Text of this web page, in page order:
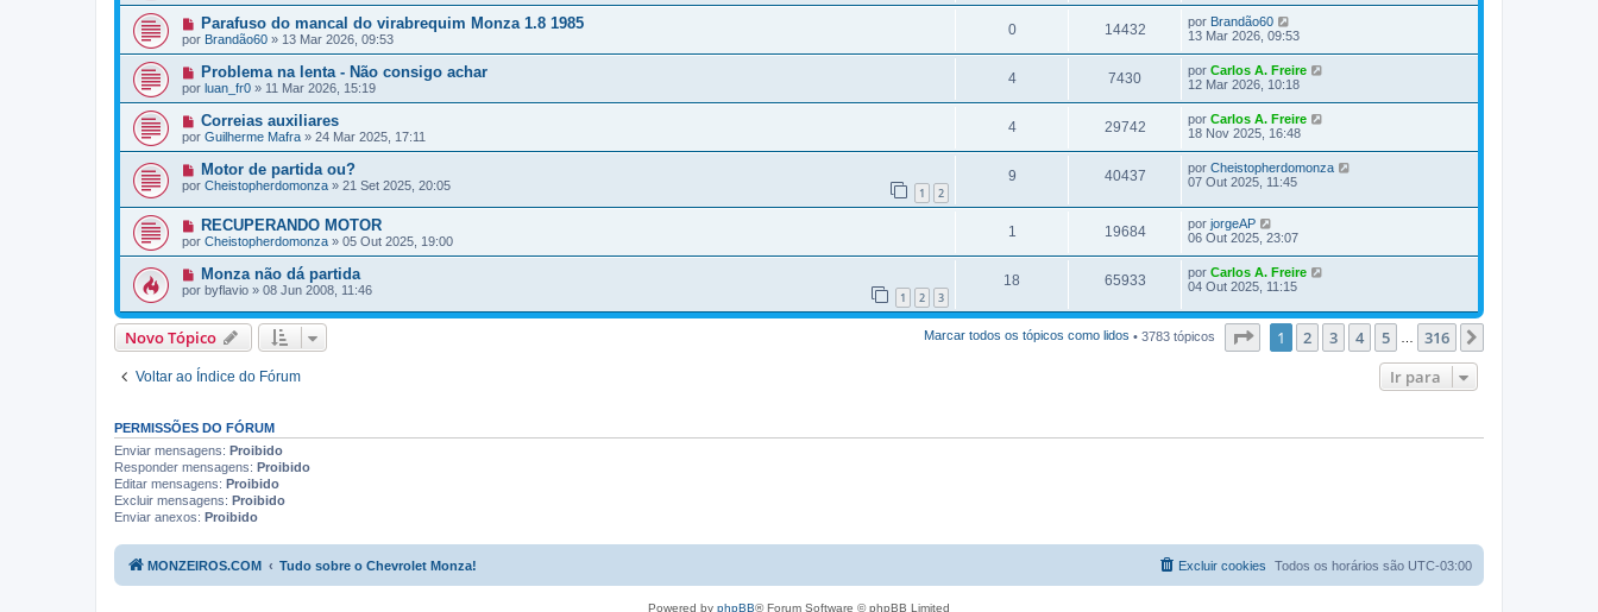
Parafuso do mancal do virabrequim Monza 1.8 1985
por Brandão60 » 13 Mar 2026, 09:53
0 14432 por Brandão60
13 Mar 2026, 09:53
Problema na lenta - Não consigo achar
por luan_fr0 » 11 Mar 2026, 15:19
4 7430 por Carlos A. Freire
12 Mar 2026, 10:18
Correias auxiliares
por Guilherme Mafra » 24 Mar 2025, 17:11
4 29742 por Carlos A. Freire
18 Nov 2025, 16:48
Motor de partida ou?
por Cheistopherdomonza » 21 Set 2025, 20:05 1 2
9 40437 por Cheistopherdomonza
07 Out 2025, 11:45
RECUPERANDO MOTOR
por Cheistopherdomonza » 05 Out 2025, 19:00
1 19684 por jorgeAP
06 Out 2025, 23:07
Monza não dá partida
por byflavio » 08 Jun 2008, 11:46 1 2 3
18 65933 por Carlos A. Freire
04 Out 2025, 11:15
Novo Tópico Marcar todos os tópicos como lidos • 3783 tópicos Página1 de 316
1 2 3 4 5 316
Voltar ao Índice do Fórum Ir para
PERMISSÕES DO FÓRUM
Enviar mensagens: Proibido
Responder mensagens: Proibido
Editar mensagens: Proibido
Excluir mensagens: Proibido
Enviar anexos: Proibido
MONZEIROS.COM Tudo sobre o Chevrolet Monza! Todos os horários são UTC-03:00
Excluir cookies
Powered by phpBB® Forum Software © phpBB Limited